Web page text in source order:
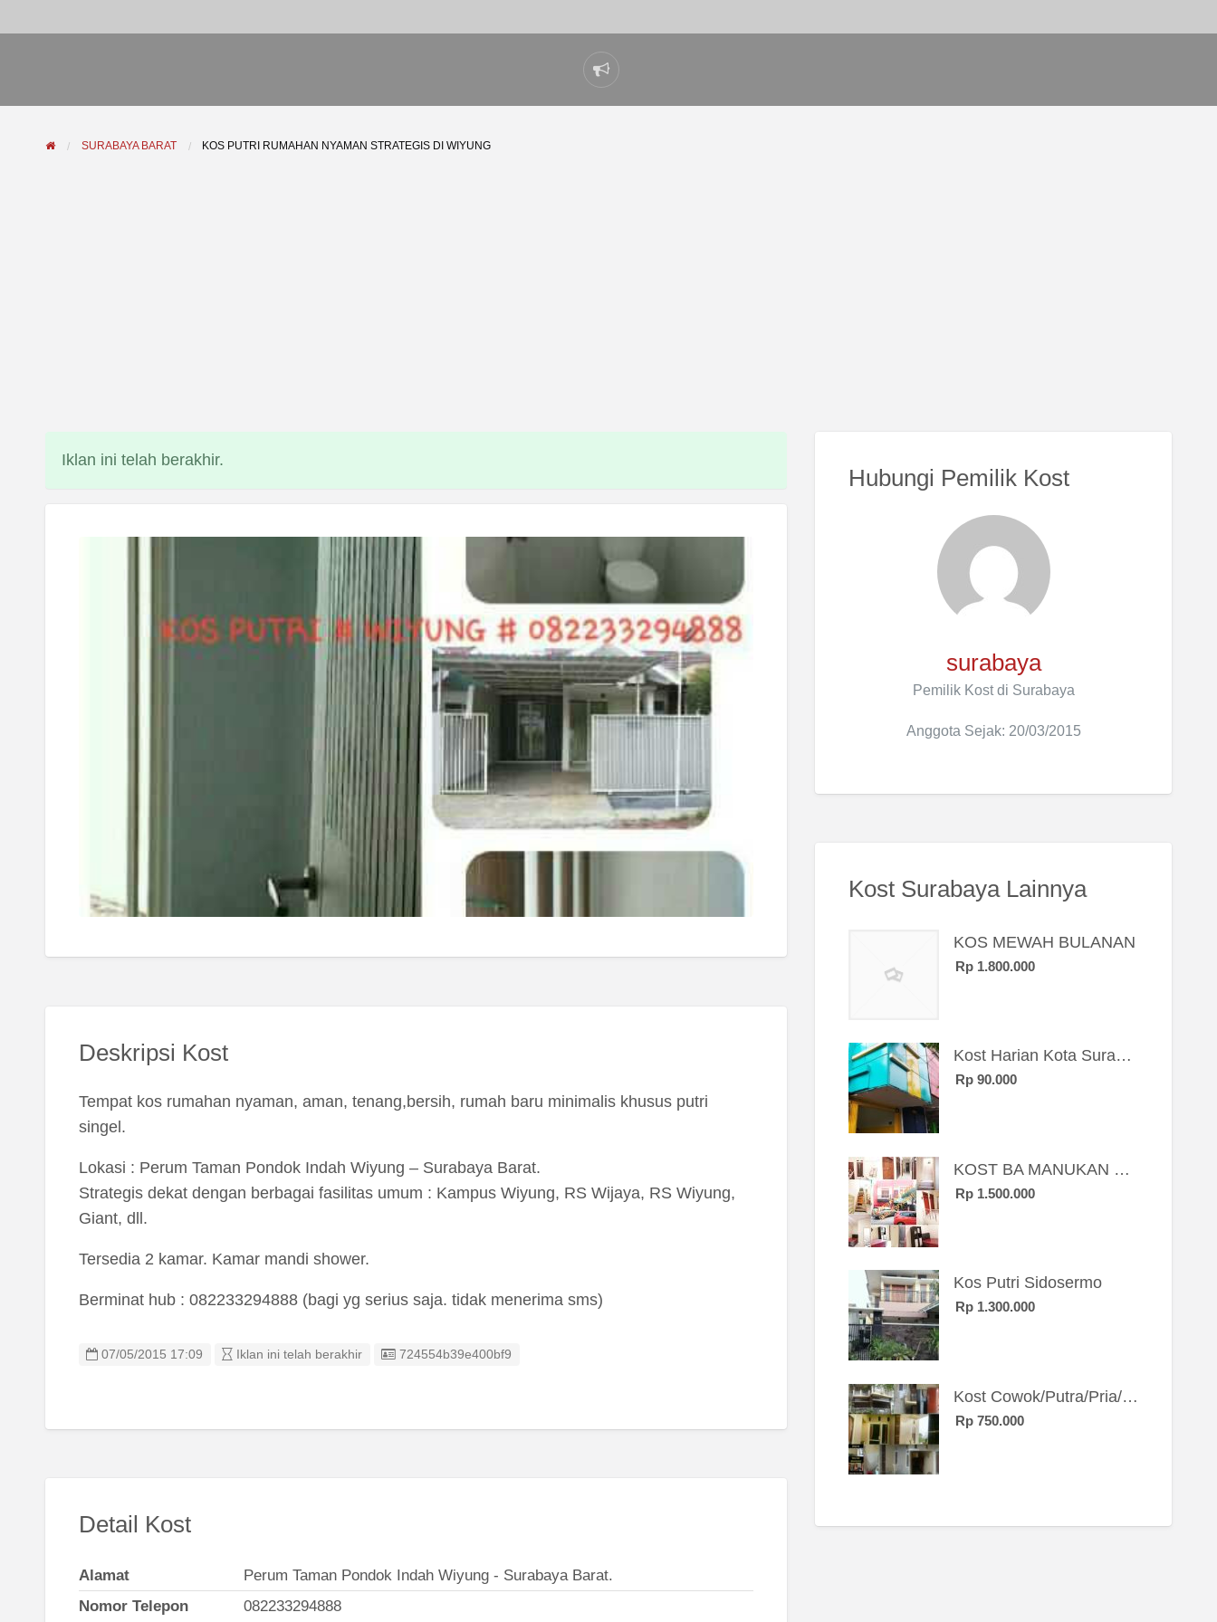
Laporkan
masalah
SURABAYA BARAT KOS PUTRI RUMAHAN NYAMAN STRATEGIS DI WIYUNG
Iklan ini telah berakhir.
Deskripsi Kost
Tempat kos rumahan nyaman, aman, tenang,bersih, rumah baru minimalis khusus putri
singel.
Lokasi : Perum Taman Pondok Indah Wiyung – Surabaya Barat.
Strategis dekat dengan berbagai fasilitas umum : Kampus Wiyung, RS Wijaya, RS Wiyung,
Giant, dll.
Tersedia 2 kamar. Kamar mandi shower.
Berminat hub : 082233294888 (bagi yg serius saja. tidak menerima sms)
07/05/2015 17:09 Iklan ini telah berakhir Listing ID
724554b39e400bf9
Detail Kost
Alamat
Perum Taman Pondok Indah Wiyung - Surabaya Barat.
Nomor Telepon
082233294888
Hubungi Pemilik Kost
surabaya
Pemilik Kost di Surabaya
Anggota Sejak: 20/03/2015
Kost Surabaya Lainnya
KOS MEWAH BULANAN
Rp 1.800.000
Kost Harian Kota Surabaya “Sierra Kost”
Rp 90.000
KOST BA MANUKAN SBY BRT
Rp 1.500.000
Kos Putri Sidosermo
Rp 1.300.000
Kost Cowok/Putra/Pria/Mahasiswa/Karyawan SIngle eksklusif bangunan baru
Rp 750.000